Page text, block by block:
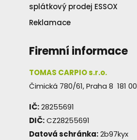
splátkový prodej ESSOX
Reklamace
Firemní informace
TOMAS CARPIO s.r.o.
Čimická 780/61, Praha 8 181 00
IČ:28255691
DIČ:CZ28255691
Datová schránka:2b97kyx